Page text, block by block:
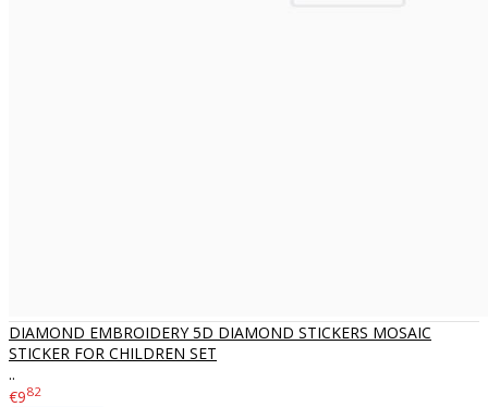
DIAMOND EMBROIDERY 5D DIAMOND STICKERS MOSAIC
STICKER FOR CHILDREN SET
..
€982